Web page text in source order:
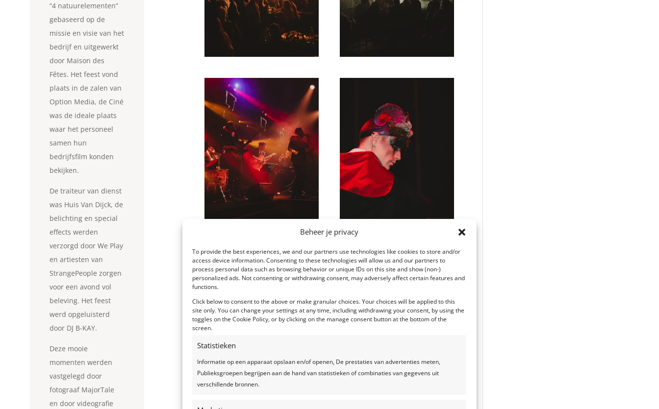
Beheer je privacy
To provide the best experiences, we and our partners use technologies like cookies to store and/or
access device information. Consenting to these technologies will allow us and our partners to
process personal data such as browsing behavior or unique IDs on this site and show (non-)
personalized ads. Not consenting or withdrawing consent, may adversely affect certain features and
functions.
Click below to consent to the above or make granular choices. Your choices will be applied to this
site only. You can change your settings at any time, including withdrawing your consent, by using the
toggles on the Cookie Policy, or by clicking on the manage consent button at the bottom of the
screen.
Statistieken
Informatie op een apparaat opslaan en/of openen, De prestaties van advertenties meten,
Publieksgroepen begrijpen aan de hand van statistieken of combinaties van gegevens uit
verschillende bronnen.
“4 natuurelementen”
gebaseerd op de
missie en visie van het
bedrijf en uitgewerkt
door Maison des
Fêtes. Het feest vond
plaats in de zalen van
Option Media, de Ciné
was de ideale plaats
waar het personeel
samen hun
bedrijfsfilm konden
bekijken.
De traiteur van dienst
was Huis Van Dijck, de
belichting en special
effects werden
verzorgd door We Play
en artiesten van
StrangePeople zorgen
voor een avond vol
beleving. Het feest
werd opgeluisterd
door DJ B-KAY.
Deze mooie
momenten werden
vastgelegd door
fotograaf MajorTale
en door videografie